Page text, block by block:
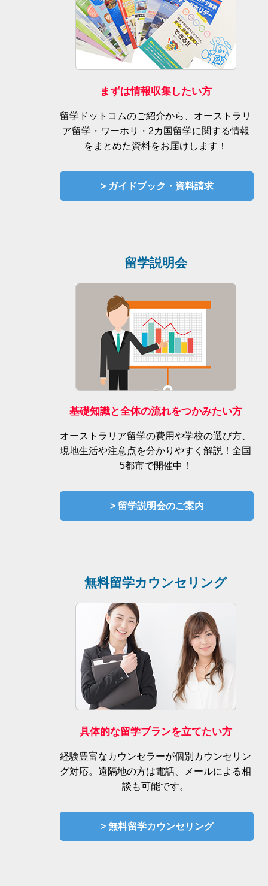
まずは情報収集したい方
留学ドットコムのご紹介から、オーストラリ
ア留学・ワーホリ・2カ国留学に関する情報
をまとめた資料をお届けします！
> ガイドブック・資料請求
留学説明会
基礎知識と全体の流れをつかみたい方
オーストラリア留学の費用や学校の選び方、
現地生活や注意点を分かりやすく解説！全国
5都市で開催中！
> 留学説明会のご案内
無料留学カウンセリング
具体的な留学プランを立てたい方
経験豊富なカウンセラーが個別カウンセリン
グ対応。遠隔地の方は電話、メールによる相
談も可能です。
> 無料留学カウンセリング